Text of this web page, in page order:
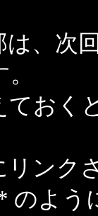
は、次
ておく
リンク
のよう